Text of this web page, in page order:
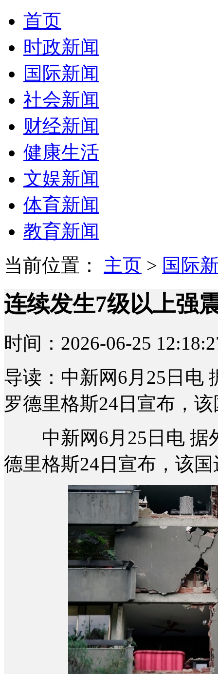
首页
时政新闻
国际新闻
社会新闻
财经新闻
健康生活
文娱新闻
体育新闻
教育新闻
当前位置： 主页 > 国际
连续发生7级以上强
时间：2026-06-25
导读：中新网6月25日电
罗德里格斯24日宣布，
中新网6月25日电 据
德里格斯24日宣布，该